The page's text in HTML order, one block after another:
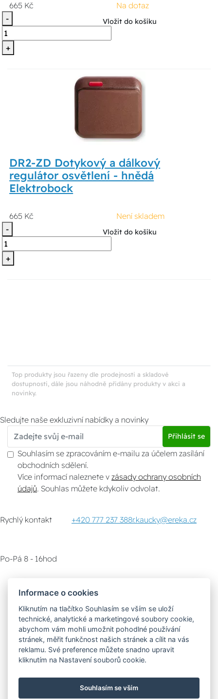
665 Kč
Na dotaz
-
+
Vložit do košíku
DR2-ZD Dotykový a dálkový
regulátor osvětlení - hnědá
Elektrobock
665 Kč
Není skladem
-
+
Vložit do košíku
Top produkty jsou řazeny dle prodejnosti a skladové
dostupnosti, dále jsou náhodně přidány produkty v akci a
novinky.
Sledujte naše exkluzivní nabídky a novinky
Přihlásit se
Souhlasím se zpracováním e-mailu za účelem zasílání
obchodních sdělení.
Více informací naleznete v zásady ochrany osobních
údajů . Souhlas můžete kdykoliv odvolat.
Rychlý kontakt +420 777 237 388r.kaucky@ereka.cz
Po-Pá 8 - 16hod
Poradna
Možnosti dopravy
Informace o cookies
Kliknutím na tlačítko Souhlasím se vším se uloží
technické, analytické a marketingové soubory cookie,
abychom vám mohli umožnit pohodlné používání
stránek, měřit funkčnost našich stránek a cílit na vás
reklamu. Své preference můžete snadno upravit
kliknutím na Nastavení souborů cookie.
Souhlasím se vším